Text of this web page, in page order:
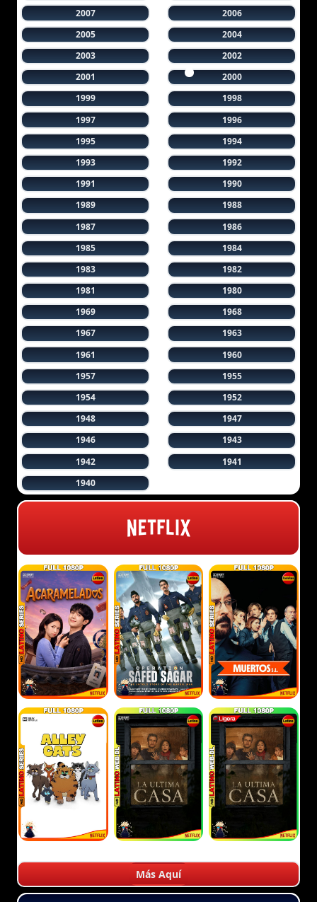
2007
2006
2005
2004
2003
2002
2001
2000
1999
1998
1997
1996
1995
1994
1993
1992
1991
1990
1989
1988
1987
1986
1985
1984
1983
1982
1981
1980
1969
1968
1967
1963
1961
1960
1957
1955
1954
1952
1948
1947
1946
1943
1942
1941
1940
Más Aquí